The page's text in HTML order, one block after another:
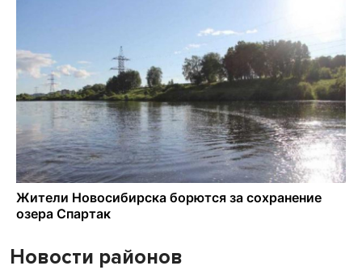
Новости районов